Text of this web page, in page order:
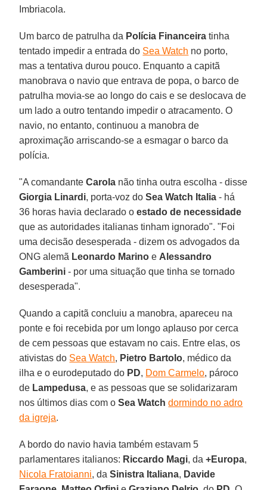
Imbriacola.
Um barco de patrulha da Polícia Financeira tinha
tentado impedir a entrada do Sea Watch no porto,
mas a tentativa durou pouco. Enquanto a capitã
manobrava o navio que entrava de popa, o barco de
patrulha movia-se ao longo do cais e se deslocava de
um lado a outro tentando impedir o atracamento. O
navio, no entanto, continuou a manobra de
aproximação arriscando-se a esmagar o barco da
polícia.
"A comandanteCarola não tinha outra escolha - disse
Giorgia Linardi, porta-voz doSea Watch Italia - há
36 horas havia declarado oestado de necessidade
que as autoridades italianas tinham ignorado". "Foi
uma decisão desesperada - dizem os advogados da
ONG alemã Leonardo Marino e Alessandro
Gamberini - por uma situação que tinha se tornado
desesperada".
Quando a capitã concluiu a manobra, apareceu na
ponte e foi recebida por um longo aplauso por cerca
de cem pessoas que estavam no cais. Entre elas, os
ativistas do Sea Watch, Pietro Bartolo, médico da
ilha e o eurodeputado do PD, Dom Carmelo, pároco
de Lampedusa, e as pessoas que se solidarizaram
nos últimos dias com oSea Watch dormindo no adro
da igreja.
A bordo do navio havia também estavam 5
parlamentares italianos: Riccardo Magi, da+Europa,
Nicola Fratoianni, daSinistra Italiana, Davide